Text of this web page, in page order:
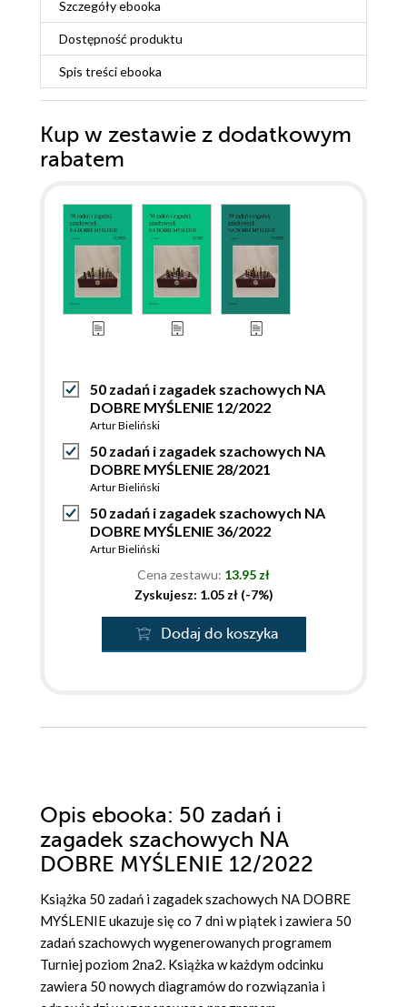
Szczegółyebooka
Dostępność produktu
Spis treściebooka
Kup w zestawie z dodatkowym
rabatem
50 zadań i zagadek szachowych NA
DOBRE MYŚLENIE 12/2022
Artur Bieliński
50 zadań i zagadek szachowych NA
DOBRE MYŚLENIE 28/2021
Artur Bieliński
50 zadań i zagadek szachowych NA
DOBRE MYŚLENIE 36/2022
Artur Bieliński
Cena zestawu: 13.95 zł
Zyskujesz: 1.05 zł (-7%)
Dodaj do koszyka
Opis ebooka: 50 zadań i
zagadek szachowych NA
DOBRE MYŚLENIE 12/2022
Książka 50 zadań i zagadek szachowych NA DOBRE
MYŚLENIE ukazuje się co 7 dni w piątek i zawiera 50
zadań szachowych wygenerowanych programem
Turniej poziom 2na2. Książka w każdym odcinku
zawiera 50 nowych diagramów do rozwiązania i